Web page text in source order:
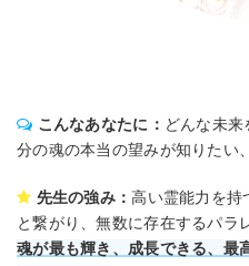
こんなあなたに： どんな未
分の魂の本当の望みが知りたい
先生の強み：高い霊能力を持
と繋がり、無数に存在するパラ
魂が最も輝き、成長できる、最